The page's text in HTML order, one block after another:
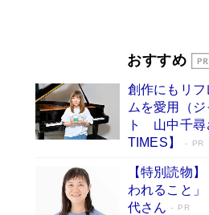
占 上半期1位にも選出［新
Book Bang
おすすめ
創作にもリ
ムを愛用（
ト 山中千尋
TIMES】
PR
【特別読物
われること
代さん
PR